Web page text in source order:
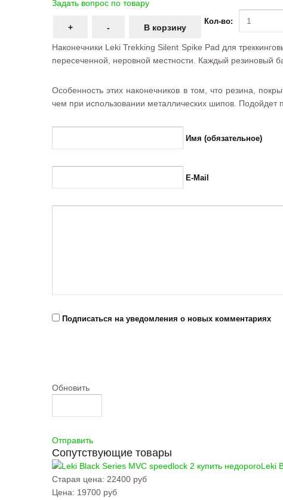
Задать вопрос по товару
Кол-во:
Наконечники Leki Trekking Silent Spike Pad для
пересеченной, неровной местности. Каждый резиновый
Особенность этих наконечников в том, что резина,
чем при использовании металлических шипов.
Имя (обязательное)
E-Mail
Подписаться на уведомления о новых комментариях
Обновить
Отправить
Сопутствующие товары
Leki
Старая цена: 22400 руб
Цена: 19700 руб